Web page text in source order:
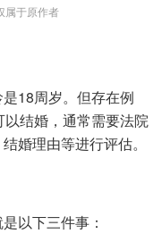
属于原作者
18周岁。但存在例
结婚，通常需要法院
婚理由等进行评估。
以下三件事：